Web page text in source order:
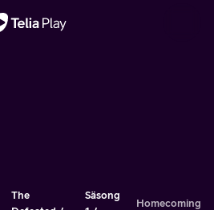
The
Säsong
Homecoming